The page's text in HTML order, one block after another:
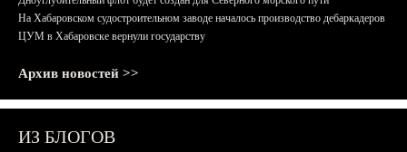
На Хабаровском судостроительном заводе началось производство дебаркадеров
ЦУМ в Хабаровске вернули государству
Архив новостей >>
ИЗ БЛОГОВ